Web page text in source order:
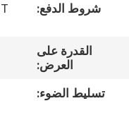
اتصل
أخبار
شروط الدفع:
القدرة على
العرض:
تسليط الضوء: